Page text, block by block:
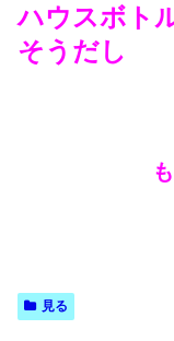
ハウスボト
そうだし
見る